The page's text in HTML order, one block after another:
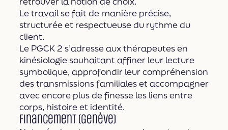
Le travail se fait de manière précise,
structurée et respectueuse du rythme du
client.
Le PGCK 2 s’adresse aux thérapeutes en
kinésiologie souhaitant affiner leur lecture
symbolique, approfondir leur compréhension
des transmissions familiales et accompagner
avec encore plus de finesse les liens entre
corps, histoire et identité.
Financement (Genève)